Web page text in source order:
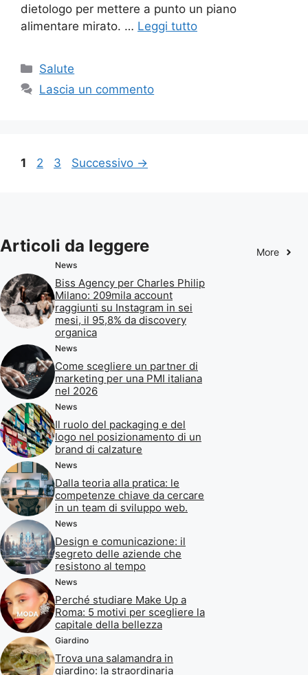
dietologo per mettere a punto un piano
alimentare mirato. … Leggi tutto
Categorie
Salute
Lascia un commento
Pagina
1 Pagina
2 Pagina
3 Successivo →
Articoli da leggere More
News
Biss Agency per Charles Philip
Milano: 209mila account
raggiunti su Instagram in sei
mesi, il 95,8% da discovery
organica
News
Come scegliere un partner di
marketing per una PMI italiana
nel 2026
News
Il ruolo del packaging e del
logo nel posizionamento di un
brand di calzature
News
Dalla teoria alla pratica: le
competenze chiave da cercare
in un team di sviluppo web.
News
Design e comunicazione: il
segreto delle aziende che
resistono al tempo
News
Perché studiare Make Up a
Roma: 5 motivi per scegliere la
capitale della bellezza
Giardino
Trova una salamandra in
giardino: la straordinaria